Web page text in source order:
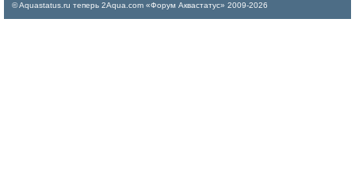
© Aquastatus.ru теперь 2Aqua.com «Форум Аквастатус» 2009-2026